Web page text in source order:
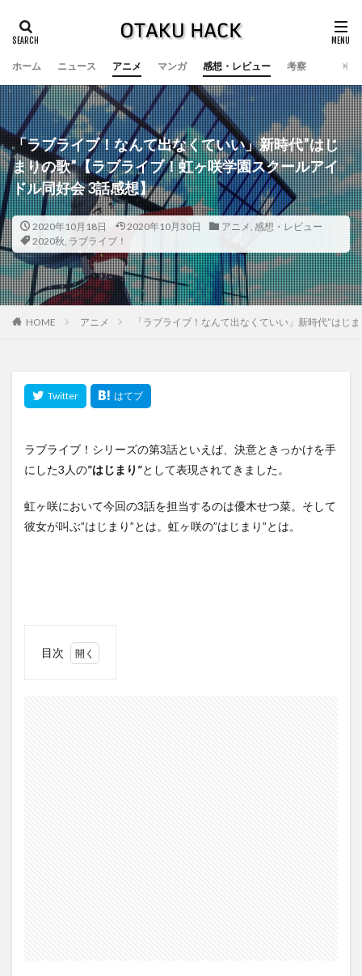
ホーム ニュース アニメ マンガ 感想・レビュー 考察
「ラブライブ！なんて出なくていい」新時代”はじ
まりの歌”【ラブライブ！虹ヶ咲学園スクールアイ
ドル同好会 3話感想】
2020年10月18日 2020年10月30日 アニメ, 感想・レビュー
2020秋, ラブライブ！
HOME アニメ 「ラブライブ！なんて出なくていい」新時代”はじ
ラブライブ！シリーズの第3話といえば、決意ときっかけを手
にした3人の”はじまり”として表現されてきました。
虹ヶ咲において今回の3話を担当するのは優木せつ菜。そして
彼女が叫ぶ”はじまり”とは。虹ヶ咲の”はじまり”とは。
目次